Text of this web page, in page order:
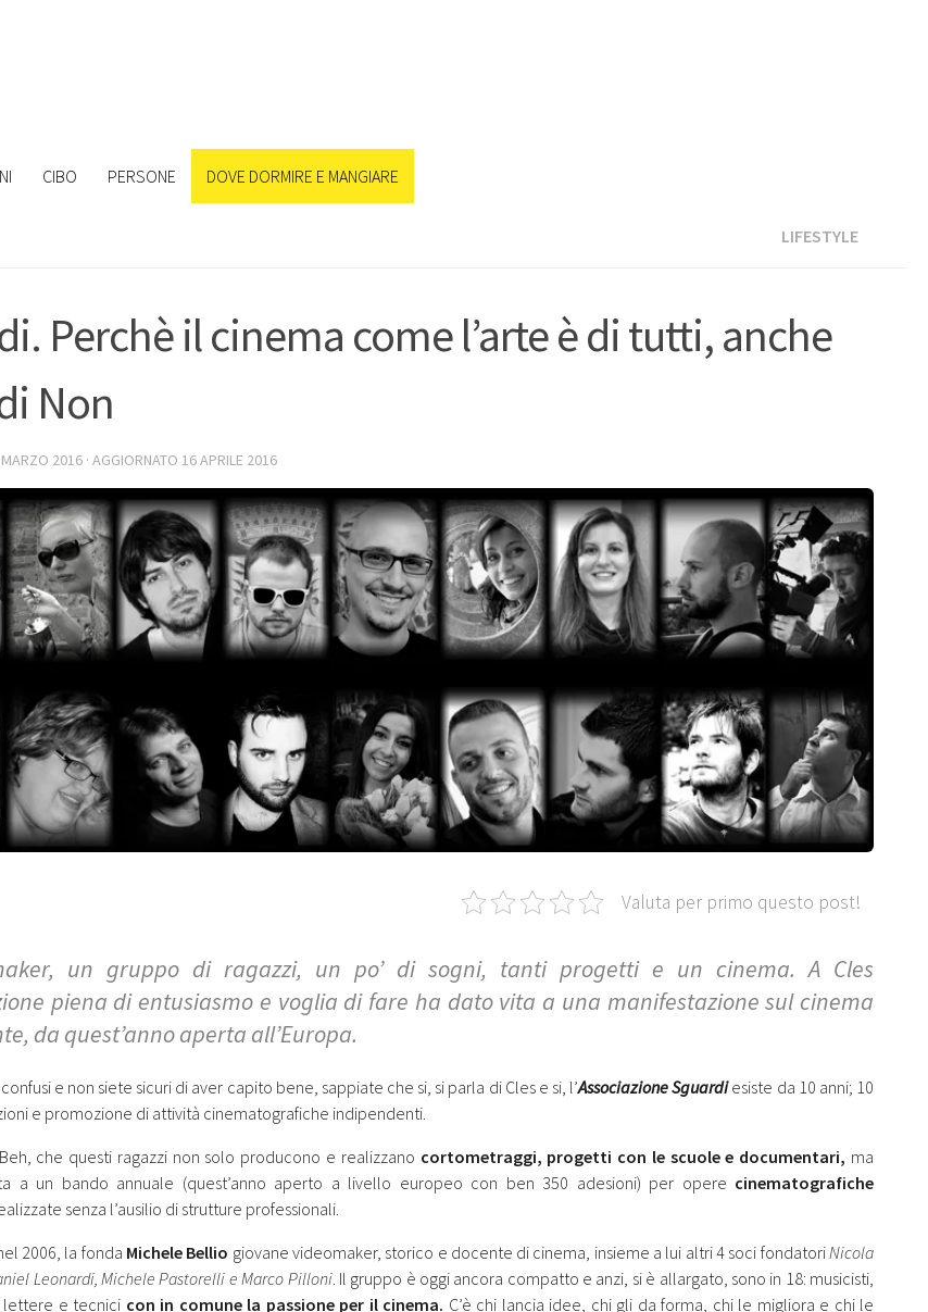
CIBO PERSONE DOVE DORMIRE E MANGIARE
LIFESTYLE
Perchè il cinema come l’arte è di tutti, anche
Non
2016 · AGGIORNATO 16 APRILE 2016
Valuta per primo questo post!
un gruppo di ragazzi, un po’ di sogni, tanti progetti e un cinema. A Cles
piena di entusiasmo e voglia di fare ha dato vita a una manifestazione sul cinema
da quest’anno aperta all’Europa.
e non siete sicuri di aver capito bene, sappiate che si, si parla di Cles e si, l’Associazione Sguardiesiste da 10 anni; 10
e promozione di attività cinematografiche indipendenti.
Beh, che questi ragazzi non solo producono e realizzano cortometraggi, progetti con le scuole e documentari, ma
a un bando annuale (quest’anno aperto a livello europeo con ben 350 adesioni) per opere cinematografiche
senza l’ausilio di strutture professionali.
2006, la fonda Michele Bellio giovane videomaker, storico e docente di cinema, insieme a lui altri 4 soci fondatori Nicola
Leonardi, Michele Pastorelli e Marco Pilloni. Il gruppo è oggi ancora compatto e anzi, si è allargato, sono in 18: musicisti,
lettere e tecnici con in comune la passione per il cinema. C’è chi lancia idee, chi gli da forma, chi le migliora e chi le